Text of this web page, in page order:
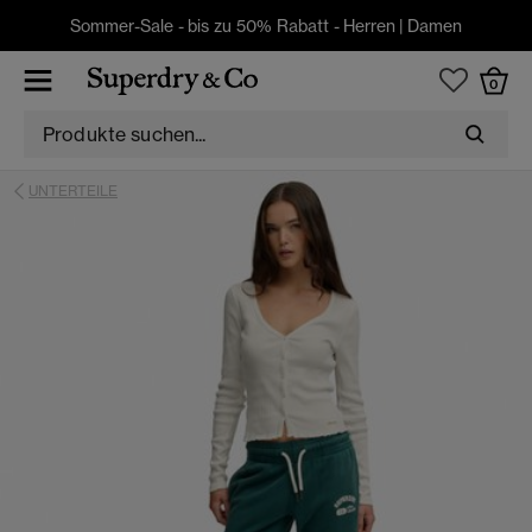
Sommer-Sale - bis zu 50% Rabatt - Herren | Damen
0
UNTERTEILE